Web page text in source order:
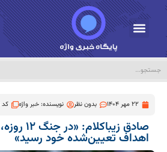
22 مهر 1404 بدون نظر نویسنده:خبر واژه کد
صادق
اهداف تعیین‌شده خود رسید»